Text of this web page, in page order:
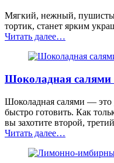
Мягкий, нежный,
тортик, станет ярким
Читать далее“Красный
тортик”
…
Шоколадная
Шоколадная салями — это
быстро готовить. Как
вы захотите второй,
Читать далее“Шоколадная
с
…